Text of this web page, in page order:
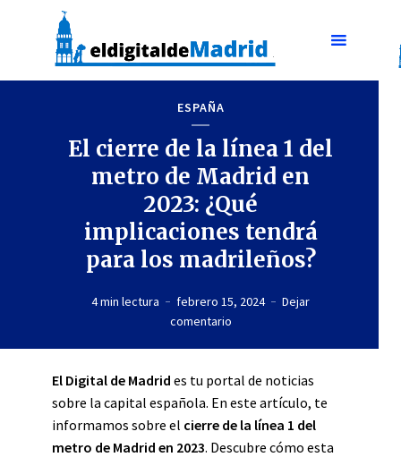
ESPAÑA
El cierre de la línea 1 del
metro de Madrid en
2023: ¿Qué
implicaciones tendrá
para los madrileños?
4 min lectura febrero 15, 2024
Dejar
comentario
El Digital de Madrid es tu portal de noticias
sobre la capital española. En este artículo, te
informamos sobre el cierre de la línea 1 del
metro de Madrid en 2023. Descubre cómo esta